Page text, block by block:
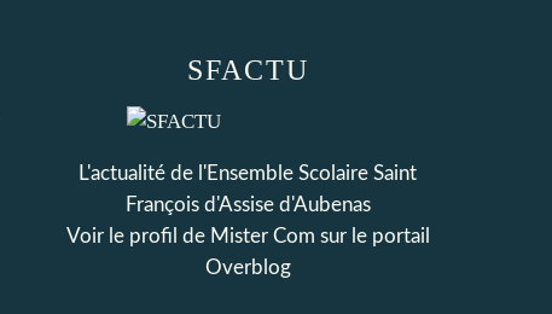
SFACTU
L'actualité de l'Ensemble Scolaire Saint
François d'Assise d'Aubenas
Voir le profil de Mister Com sur le portail
Overblog